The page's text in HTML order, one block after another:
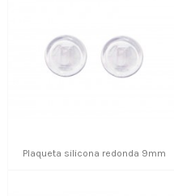
Plaqueta silicona redonda 9mm